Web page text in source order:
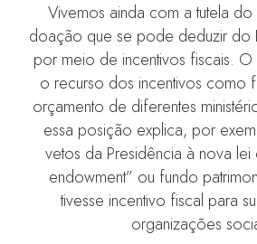
Vivemos ainda com a tutela
doação que se pode deduzir do
por meio de incentivos fiscais.
o recurso dos incentivos como
orçamento de diferentes
essa posição explica, por
vetos da Presidência à nova
endowment” ou fundo
tivesse incentivo fiscal para
organizações